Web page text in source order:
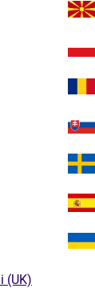
(UK)